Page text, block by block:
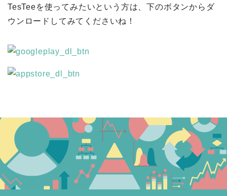
TesTeeを使ってみたいという方は、下のボタンからダ
ウンロードしてみてくださいね！